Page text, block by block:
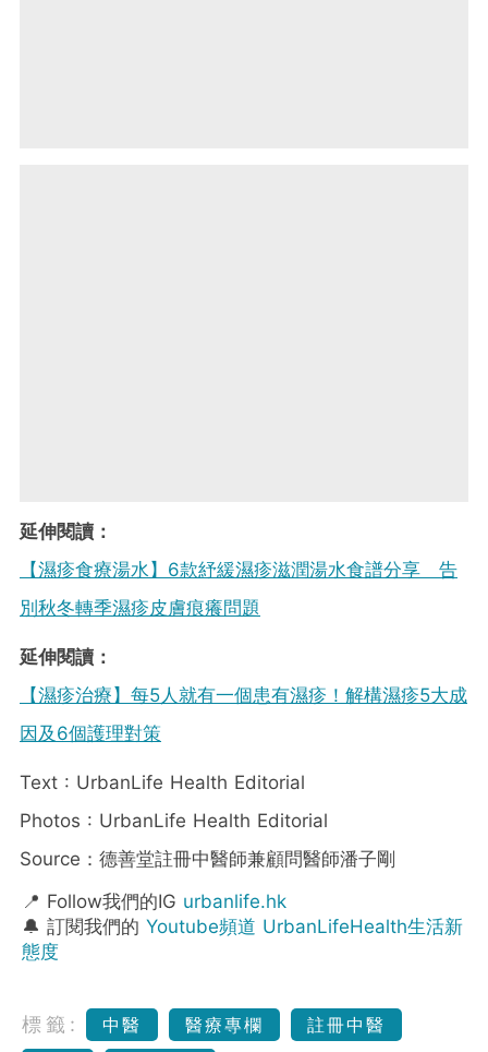
延伸閱讀：
【濕疹食療湯水】6款紓緩濕疹滋潤湯水食譜分享 告
別秋冬轉季濕疹皮膚痕癢問題
延伸閱讀：
【濕疹治療】每5人就有一個患有濕疹！解構濕疹5大成
因及6個護理對策
Text : UrbanLife Health Editorial
Photos : UrbanLife Health Editorial
Source：德善堂註冊中醫師兼顧問醫師潘子剛
📍 Follow我們的IG urbanlife.hk
🔔 訂閱我們的 Youtube頻道 UrbanLifeHealth生活新
態度
標籤: 中醫 醫療專欄
註冊中醫